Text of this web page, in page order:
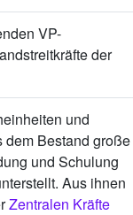
VP-
der
und
dem Bestand große
und Schulung
Aus ihnen
Zentralen Kräfte